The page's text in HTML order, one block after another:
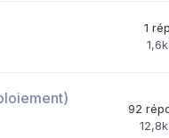
1
1,6k
92
12,8k